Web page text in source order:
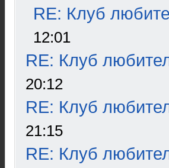
RE: Клуб
12:01
RE: Клуб
20:12
RE: Клуб
21:15
RE: Клуб